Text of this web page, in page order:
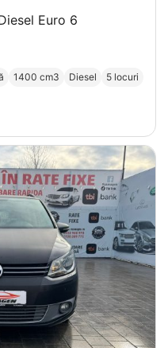
Euro 6
1400 cm3 Diesel 5 locuri